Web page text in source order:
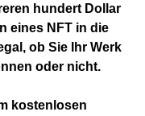
hundert Dollar
eines NFT in die
ob Sie Ihr Werk
oder nicht.
kostenlosen